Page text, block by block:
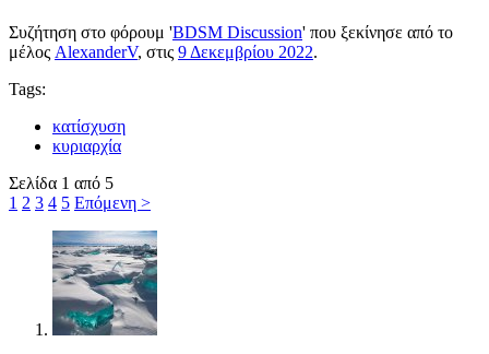
Συζήτηση στο φόρουμ 'BDSM Discussion' που ξεκίνησε από το
μέλος AlexanderV, στις 9 Δεκεμβρίου 2022.
Tags:
κατίσχυση
κυριαρχία
Σελίδα 1 από 5
1 2 3 4 5 Επόμενη >